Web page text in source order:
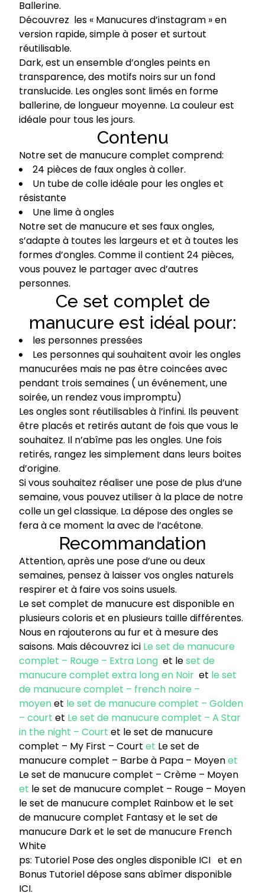
Ballerine.
Découvrez les « Manucures d’instagram » en
version rapide, simple à poser et surtout
réutilisable.
Dark, est un ensemble d’ongles peints en
transparence, des motifs noirs sur un fond
translucide. Les ongles sont limés en forme
ballerine, de longueur moyenne. La couleur est
idéale pour tous les jours.
Contenu
Notre set de manucure complet comprend:
24 pièces de faux ongles à coller.
Un tube de colle idéale pour les ongles et
résistante
Une lime à ongles
Notre set de manucure et ses faux ongles,
s’adapte à toutes les largeurs et et à toutes les
formes d’ongles. Comme il contient 24 pièces,
vous pouvez le partager avec d’autres
personnes.
Ce set complet de
manucure est idéal pour:
les personnes pressées
Les personnes qui souhaitent avoir les ongles
manucurées mais ne pas être coincées avec
pendant trois semaines ( un événement, une
soirée, un rendez vous impromptu)
Les ongles sont réutilisables à l’infini. Ils peuvent
être placés et retirés autant de fois que vous le
souhaitez. Il n’abîme pas les ongles. Une fois
retirés, rangez les simplement dans leurs boites
d’origine.
Si vous souhaitez réaliser une pose de plus d’une
semaine, vous pouvez utiliser à la place de notre
colle un gel classique. La dépose des ongles se
fera à ce moment la avec de l’acétone.
Recommandation
Attention, après une pose d’une ou deux
semaines, pensez à laisser vos ongles naturels
respirer et à faire vos soins usuels.
Le set complet de manucure est disponible en
plusieurs coloris et en plusieurs taille différentes.
Nous en rajouterons au fur et à mesure des
saisons. Mais découvrez ici Le set de manucure
complet – Rouge – Extra Long et leset de
manucure complet extra long en Noir et le set
de manucure complet – french noire –
moyenet le set de manucure complet – Golden
– court et Le set de manucure complet – A Star
in the night – Court et le set de manucure
complet – My First – Court et Le set de
manucure complet – Barbe à Papa – Moyenet
Le set de manucure complet – Crème – Moyen
et le set de manucure complet – Rouge – Moyen
le set de manucure complet Rainbowet le set
de manucure complet Fantasyet le set de
manucure Darket le set de manucure French
White
ps: Tutoriel Pose des ongles disponible ICI et en
Bonus Tutoriel dépose sans abîmer disponible
ICI.